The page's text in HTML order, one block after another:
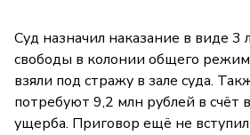
Суд назначил наказание в виде 3
свободы в колонии общего
взяли под стражу в зале суда.
потребуют 9,2 млн рублей в счёт
ущерба. Приговор ещё не